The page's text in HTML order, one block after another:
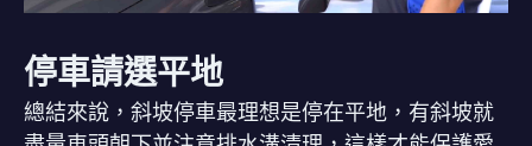
停車請選平地
總結來說，斜坡停車最理想是停在平地，有斜坡就